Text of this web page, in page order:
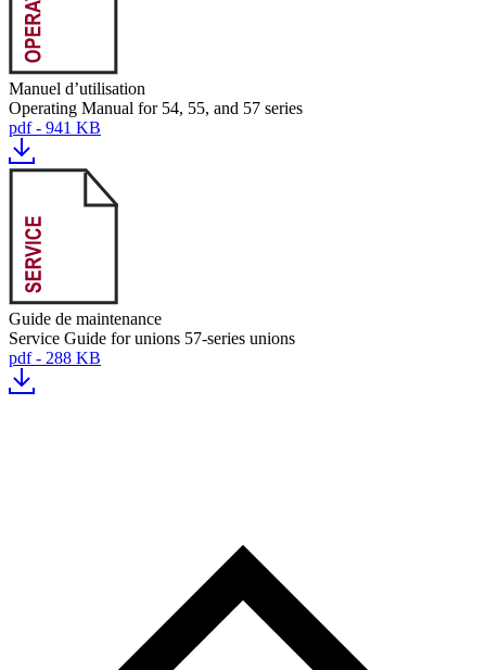
Manuel d’utilisation
Operating Manual for 54, 55, and 57 series
pdf - 941 KB
Guide de maintenance
Service Guide for unions 57-series unions
pdf - 288 KB